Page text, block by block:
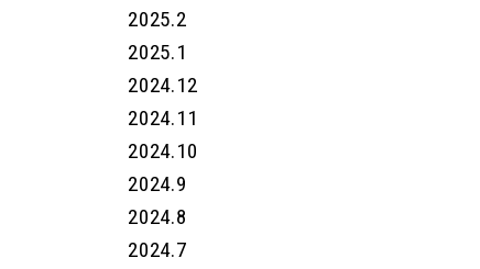
2025.2
2025.1
2024.12
2024.11
2024.10
2024.9
2024.8
2024.7